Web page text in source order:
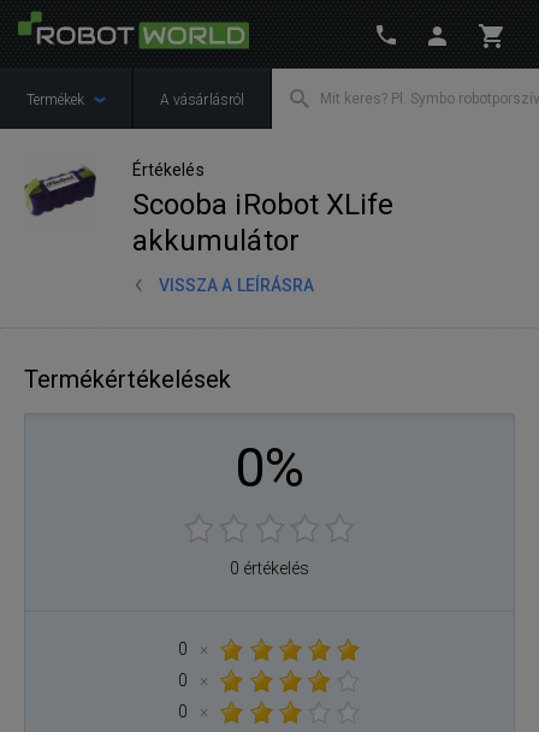
Termékek A vásárlásról
Értékelés
Scooba iRobot XLife
akkumulátor
VISSZA A LEÍRÁSRA
Termékértékelések
0%
0 értékelés
0
×
0
×
0
×